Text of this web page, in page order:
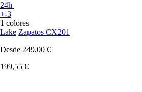
24h
+-3
1 colores
Lake Zapatos CX201
Desde 249,00 €
199,55 €